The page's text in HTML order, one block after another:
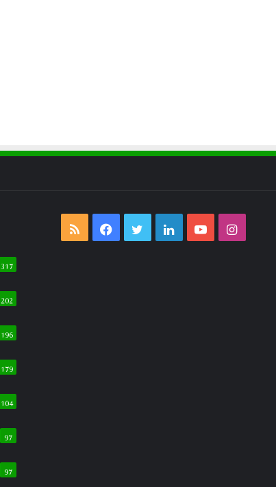
317
202
196
179
104
97
97
RSS Facebook
TwitterLinkedIn
YouTube